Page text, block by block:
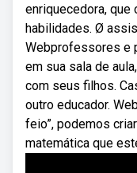
enriquecedora, que
habilidades. Ø
Webprofessores e
em sua sala de
com seus filhos.
outro educador.
feio”, podemos
matemática que